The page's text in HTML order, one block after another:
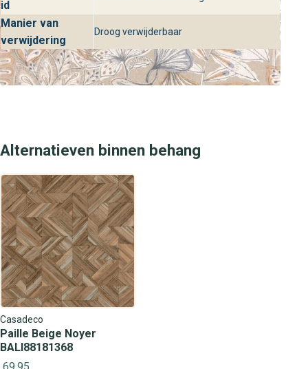
id
Manier van
verwijdering
Droog verwijderbaar
Alternatieven binnen behang
Casadeco
Paille Beige Noyer
BALI88181368